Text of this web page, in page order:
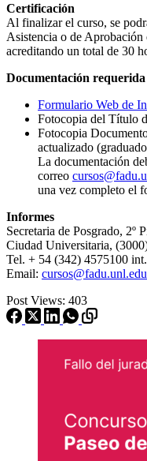
Certificación
Al finalizar el curso, se
Asistencia o de Aprobación
acreditando un total de 30
Documentación
Formulario Web de
Fotocopia del Título
Fotocopia
actualizado
La documentación
correo
una vez completo el
Informes
Secretaria de Posgrado,
Ciudad Universitaria,
Tel. + 54 (342) 4575100
Email:
Post Views: 403